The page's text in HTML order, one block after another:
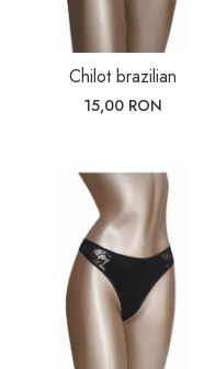
Chilot brazilian
15,00 RON